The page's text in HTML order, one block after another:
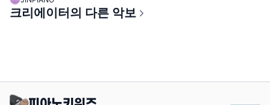
크리에이터의 다른 악보